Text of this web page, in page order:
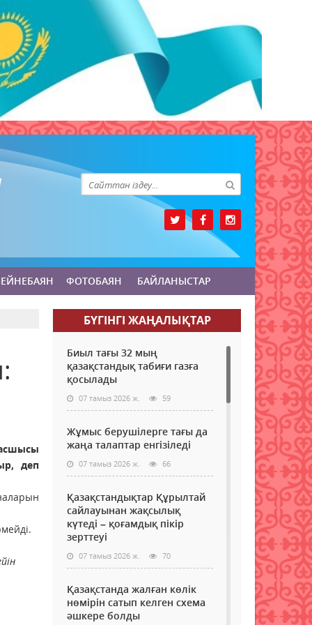
ФОТОБАЯН БАЙЛАНЫСТАР
деп
БҮГІНГI ЖАҢАЛЫҚТАР
Биыл тағы 32 мың
қазақстандық табиғи газға
қосылады
07 тамыз 2026 ж. 59
Жұмыс берушілерге тағы да
жаңа талаптар енгізіледі
07 тамыз 2026 ж. 66
Қазақстандықтар Құрылтай
сайлауынан жақсылық
күтеді – қоғамдық пікір
зерттеуі
07 тамыз 2026 ж. 70
Қазақстанда жалған көлік
нөмірін сатып келген схема
әшкере болды